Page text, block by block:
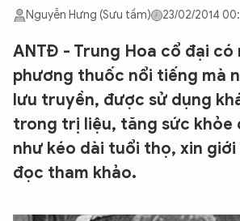
Nguyễn Hưng (Sưu tầm) 23/02/2014
ANTĐ - Trung Hoa cổ đại có
phương thuốc nổi tiếng mà
lưu truyền, được sử dụng
trong trị liệu, tăng sức khỏe
như kéo dài tuổi thọ, xin giới
đọc tham khảo.